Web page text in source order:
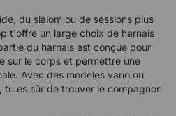
du slalom ou de sessions plus
t'offre un large choix de harnais
du harnais est conçue pour
sur le corps et permettre une
Avec des modèles vario ou
tu es sûr de trouver le compagnon